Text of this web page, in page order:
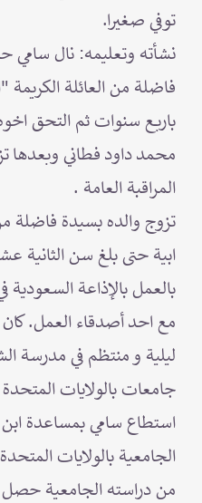
توفي صغيرا.
نشأته وتعليمه: نال سامي
فاضلة من العائلة
باربع سنوات ثم التحق
محمد داود فطاني وبعدها
المراقبة العامة .
تزوج والده بسيدة فاضلة
ابية حتى بلغ سن الثانية
مع احد أصدقاء العمل. كان
ليلية و منتظم في مدرسة
جامعات بالولايات المتحدة
استطاع سامي بمساعدة ابن
الجامعية بالولايات
من دراسته الجامعية حصل